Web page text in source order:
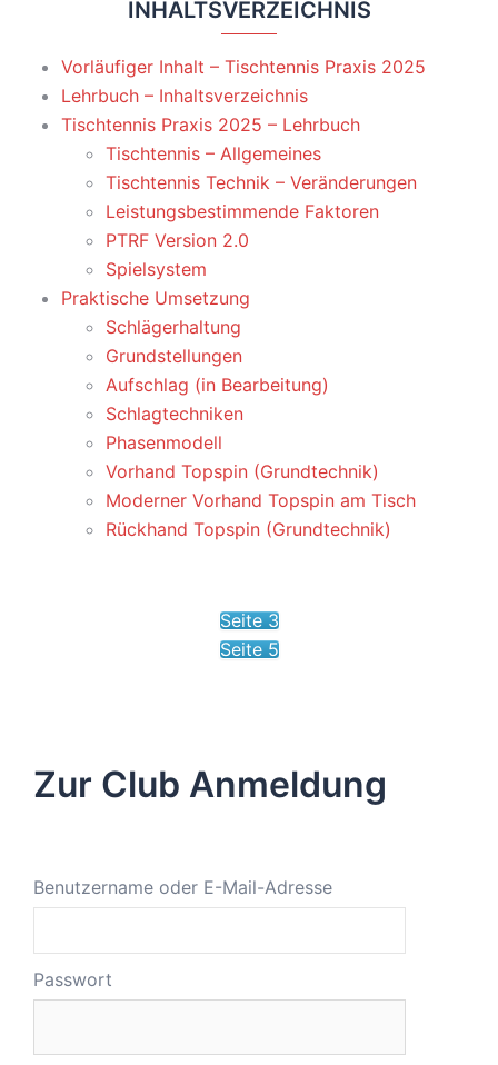
INHALTSVERZEICHNIS
Vorläufiger Inhalt – Tischtennis Praxis 2025
Lehrbuch – Inhaltsverzeichnis
Tischtennis Praxis 2025 – Lehrbuch
Tischtennis – Allgemeines
Tischtennis Technik – Veränderungen
Leistungsbestimmende Faktoren
PTRF Version 2.0
Spielsystem
Praktische Umsetzung
Schlägerhaltung
Grundstellungen
Aufschlag (in Bearbeitung)
Schlagtechniken
Phasenmodell
Vorhand Topspin (Grundtechnik)
Moderner Vorhand Topspin am Tisch
Rückhand Topspin (Grundtechnik)
Seite 3
Seite 5
Zur Club Anmeldung
Benutzername oder E-Mail-Adresse
Passwort